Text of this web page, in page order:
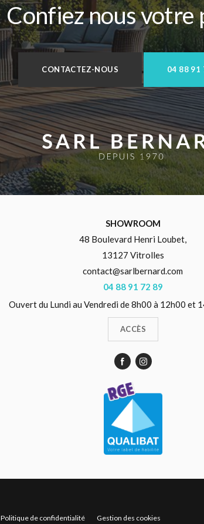
Confiez nous votre
CONTACTEZ-NOUS 04 88
SHOWROOM
48 Boulevard Henri Loubet,
13127 Vitrolles
contact@sarlbernard.com
04 88 91 72 89
Ouvert du Lundi au Vendredi de 8h00 à 12h00 et
ACCÈS
Politique de confidentialité Gestion des cookies